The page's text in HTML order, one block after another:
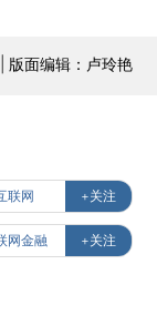
版面编辑：卢玲艳
联网 +关注
网金融 +关注